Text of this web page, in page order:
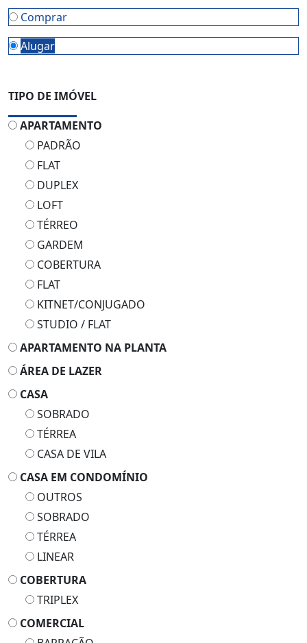
Comprar
Alugar
TIPO DE IMÓVEL
APARTAMENTO
PADRÃO
FLAT
DUPLEX
LOFT
TÉRREO
GARDEM
COBERTURA
FLAT
KITNET/CONJUGADO
STUDIO / FLAT
APARTAMENTO NA PLANTA
ÁREA DE LAZER
CASA
SOBRADO
TÉRREA
CASA DE VILA
CASA EM CONDOMÍNIO
OUTROS
SOBRADO
TÉRREA
LINEAR
COBERTURA
TRIPLEX
COMERCIAL